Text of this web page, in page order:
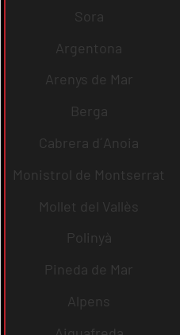
Sora
Argentona
Arenys de Mar
Berga
Cabrera d´Anoia
Monistrol de Montserrat
Mollet del Vallès
Polinyà
Pineda de Mar
Alpens